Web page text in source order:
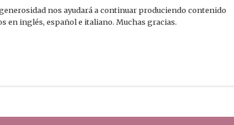
nos ayudará a continuar produciendo contenido
en inglés, español e italiano. Muchas gracias.